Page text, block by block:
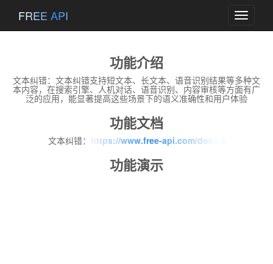
Toggle
FREE API
功能介绍
文本纠错：文本纠错支持短文本、长文本、语音识别结果等多种文
本内容，在搜索引擎、人机对话、语音识别、内容审核等方面有广
泛的应用，能显著提高这些场景下的语义准确性和用户体验
功能文档
文本纠错： https://www.free-api.com/doc/56
功能演示